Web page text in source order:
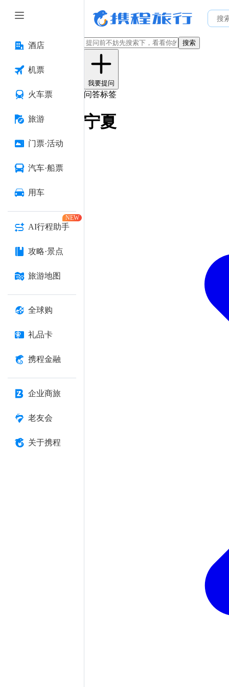
酒店
机票
火车票
旅游
门票·活动
汽车·船票
用车
AI行程助手
NEW
攻略·景点
旅游地图
全球购
礼品卡
携程金融
企业商旅
老友会
关于携程
搜索
我要提问
问答标签
宁夏